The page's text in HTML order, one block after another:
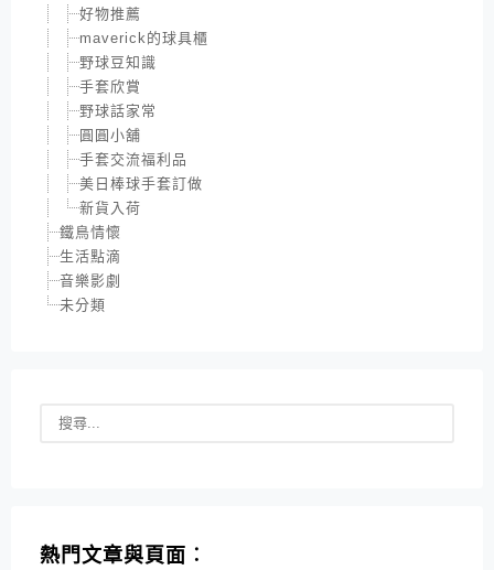
好物推薦
maverick的球具櫃
野球豆知識
手套欣賞
野球話家常
圓圓小舖
手套交流福利品
美日棒球手套訂做
新貨入荷
鐵鳥情懷
生活點滴
音樂影劇
未分類
熱門文章與頁面︰